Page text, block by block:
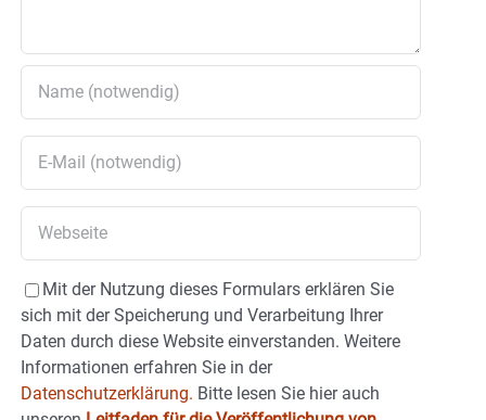
Mit der Nutzung dieses Formulars erklären Sie
sich mit der Speicherung und Verarbeitung Ihrer
Daten durch diese Website einverstanden. Weitere
Informationen erfahren Sie in der
Datenschutzerklärung. Bitte lesen Sie hier auch